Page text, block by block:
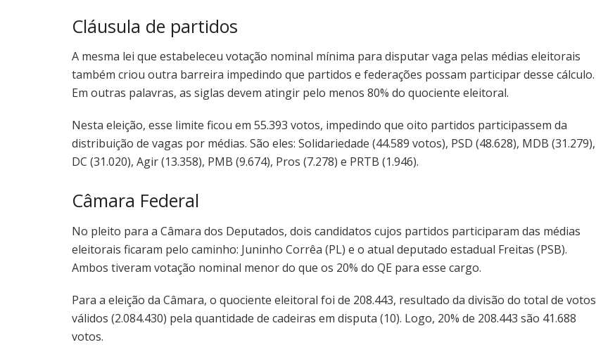
Cláusula de partidos
A mesma lei que estabeleceu votação nominal mínima para disputar vaga pelas médias eleitorais
também criou outra barreira impedindo que partidos e federações possam participar desse cálculo.
Em outras palavras, as siglas devem atingir pelo menos 80% do quociente eleitoral.
Nesta eleição, esse limite ficou em 55.393 votos, impedindo que oito partidos participassem da
distribuição de vagas por médias. São eles: Solidariedade (44.589 votos), PSD (48.628), MDB (31.279),
DC (31.020), Agir (13.358), PMB (9.674), Pros (7.278) e PRTB (1.946).
Câmara Federal
No pleito para a Câmara dos Deputados, dois candidatos cujos partidos participaram das médias
eleitorais ficaram pelo caminho: Juninho Corrêa (PL) e o atual deputado estadual Freitas (PSB).
Ambos tiveram votação nominal menor do que os 20% do QE para esse cargo.
Para a eleição da Câmara, o quociente eleitoral foi de 208.443, resultado da divisão do total de votos
válidos (2.084.430) pela quantidade de cadeiras em disputa (10). Logo, 20% de 208.443 são 41.688
votos.